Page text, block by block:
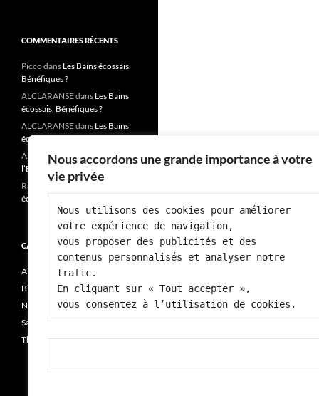
Nous accordons une grande importance à votre
vie privée
Nous utilisons des cookies pour améliorer
votre expérience de navigation,
vous proposer des publicités et des
contenus personnalisés et analyser notre
trafic.
En cliquant sur « Tout accepter »,
vous consentez à l’utilisation de cookies.
COMMENTAIRES RÉCENTS
Piccodans Les Bains écossais,
Bénéfiques ?
ALCLARANSEdans Les Bains
écossais, Bénéfiques ?
ALCLARANSEdans Les Bains
écossais, Bénéfiques ?
ALCLARANSEdans« Fatigue,
l’Ennemi de notre santé? »
Rai josiane
dans
écossais, Bénéfiques ?
CATÉGORIES
Alimentation
Bien-être
Non classé
Santé
Thérapie